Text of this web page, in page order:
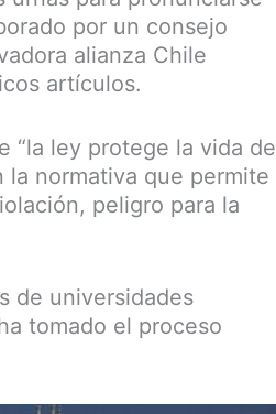
por un consejo
alianza Chile
artículos.
“la ley protege la vida de
la normativa que permite
peligro para la
de universidades
tomado el proceso